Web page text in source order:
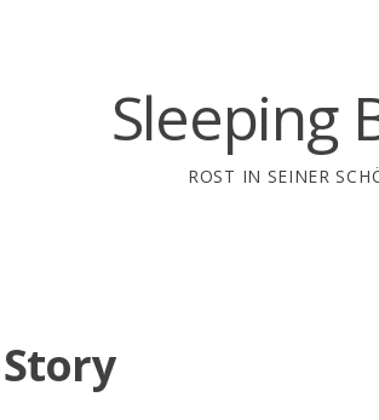
Sleeping
ROST IN SEINER